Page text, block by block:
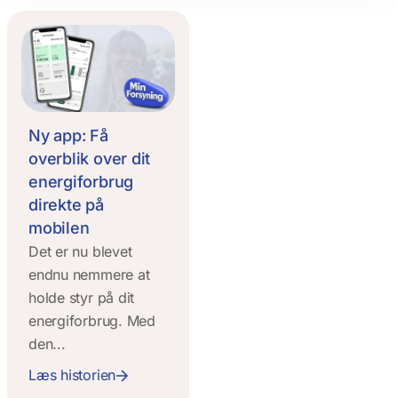
Ny app: Få
overblik over dit
energiforbrug
direkte på
mobilen
Det er nu blevet
endnu nemmere at
holde styr på dit
energiforbrug. Med
den...
Læs historien